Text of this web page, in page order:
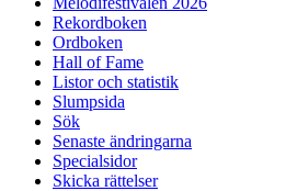
Rekordboken
Ordboken
Hall of Fame
Listor och statistik
Slumpsida
Sök
Senaste ändringarna
Specialsidor
Skicka rättelser